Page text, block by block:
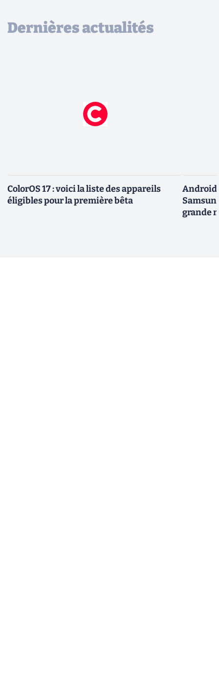
Dernières actualités
ColorOS 17 : voici la liste des appareils
éligibles pour la première bêta
Android
grande